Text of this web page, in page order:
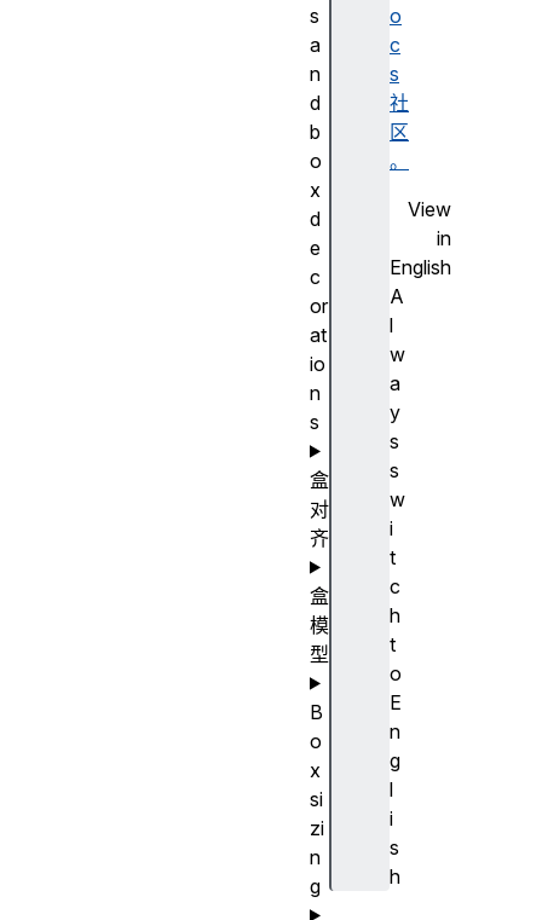
o
c
s
社
区
。
View
in
English
A
l
w
a
y
s
s
w
i
t
c
h
t
o
E
n
g
l
i
s
h
s
a
n
d
b
o
x
d
e
c
or
at
io
n
s
盒
对
齐
盒
模
型
B
o
x
si
zi
n
g